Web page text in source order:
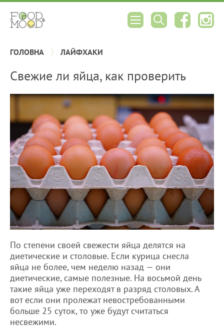
ГОЛОВНА ЛАЙФХАКИ
Свежие ли яйца, как проверить
По степени своей свежести яйца делятся на
диетические и столовые. Если курица снесла
яйца не более, чем неделю назад — они
диетические, самые полезные. На восьмой день
такие яйца уже переходят в разряд столовых. А
вот если они пролежат невостребованными
больше 25 суток, то уже будут считаться
несвежими.